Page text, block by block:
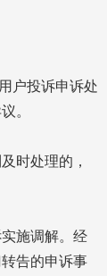
户投诉申诉处
。
时处理的，
施调解。经
告的申诉事